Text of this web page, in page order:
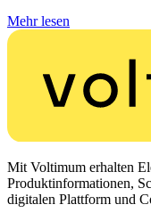
Mehr lesen
Mit Voltimum erhalten
Produktinformationen,
digitalen Plattform und